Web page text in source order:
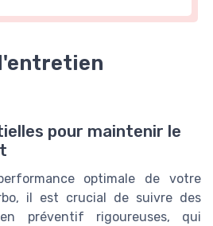
pour maintenir le
optimale de votre
il est crucial de suivre des
préventif rigoureuses, qui